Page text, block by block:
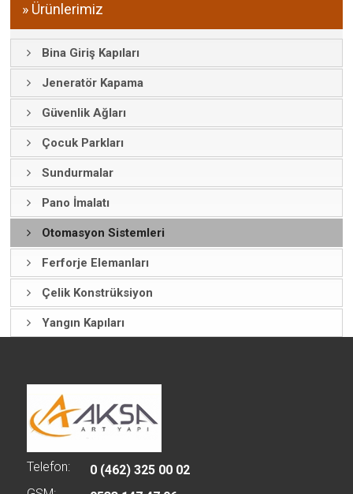
» Ürünlerimiz
Bina Giriş Kapıları
Jeneratör Kapama
Güvenlik Ağları
Çocuk Parkları
Sundurmalar
Pano İmalatı
Otomasyon Sistemleri
Ferforje Elemanları
Çelik Konstrüksiyon
Yangın Kapıları
Telefon:
0 (462) 325 00 02